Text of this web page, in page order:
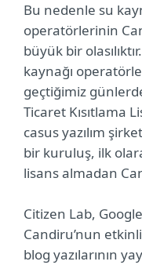
Bu nedenle su
operatörlerinin
büyük bir
kaynağı
geçtiğimiz günlerde
Ticaret Kısıtlama
casus yazılım
bir kuruluş, ilk
lisans almadan
Citizen Lab,
Candiru’nun
blog yazılarının